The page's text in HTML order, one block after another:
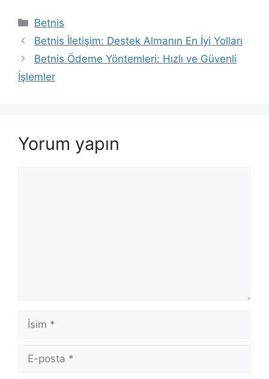
Kategoriler
Betnis
Betnis İletişim: Destek Almanın En İyi Yolları
Betnis Ödeme Yöntemleri: Hızlı ve Güvenli
İşlemler
Yorum yapın
İsim
posta